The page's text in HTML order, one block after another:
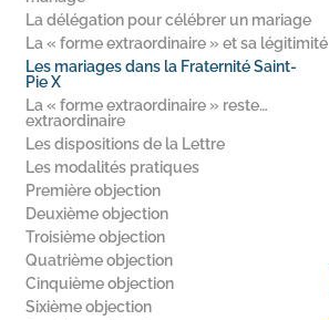
La délégation pour célébrer un mariage
La « forme extraordinaire » et sa légitimité
Les mariages dans la Fraternité Saint-​
Pie X
La « forme extraordinaire » reste…
extraordinaire
Les dispositions de la Lettre
Les modalités pratiques
Première objection
Deuxième objection
Troisième objection
Quatrième objection
Cinquième objection
Sixième objection